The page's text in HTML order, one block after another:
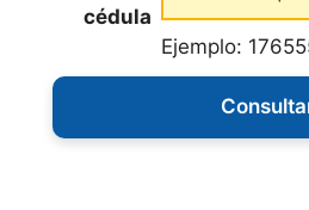
cédula
Ejemplo: